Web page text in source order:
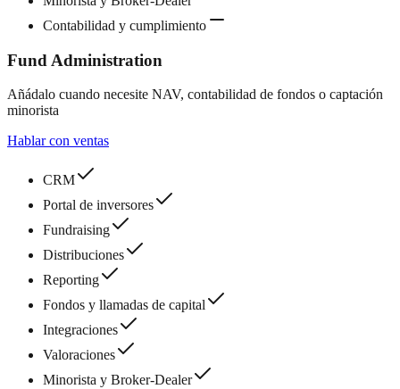
Contabilidad y cumplimiento
Fund Administration
Añádalo cuando necesite NAV, contabilidad de fondos o captación
minorista
Hablar con ventas
CRM
Portal de inversores
Fundraising
Distribuciones
Reporting
Fondos y llamadas de capital
Integraciones
Valoraciones
Minorista y Broker-Dealer